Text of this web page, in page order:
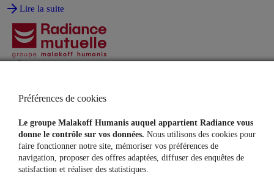
compressions. Pour garder un dos en santé, il convient de conserver
Lire la suite
Assurance Auto
Assurance Habitation
Mutuelle Santé
Prévoyance
Protection Juridique
Mutuelle Santé Pro
Prévoyance Pro
Épargne Retraite Pro
Préférences de cookies
Le groupe Malakoff Humanis auquel appartient Radiance vous
donne le contrôle sur vos données. Nous utilisons des cookies pour
faire fonctionner notre site, mémoriser vos préférences de
navigation, proposer des offres adaptées, diffuser des enquêtes de
satisfaction et réaliser des statistiques.